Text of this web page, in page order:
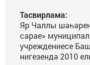
Тасвирлама:
Яр Чаллы
сарае» муниципаль автономияле мәдәният
учреждениесе
нигезендә 2010